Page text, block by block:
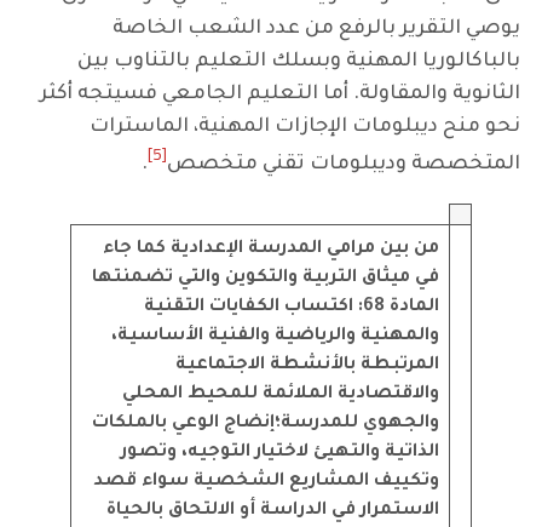
يوصي التقرير بالرفع من عدد الشعب الخاصة
بالباكالوريا المهنية وبسلك التعليم بالتناوب بين
الثانوية والمقاولة. أما التعليم الجامعي فسيتجه أكثر
نحو منح ديبلومات الإجازات المهنية، الماسترات
المتخصصة وديبلومات تقني متخصص[5]
.
من بين مرامي المدرسة الإعدادية كما جاء
في ميثاق التربية والتكوين والتي تضمنتها
المادة 68:
اكتساب الكفايات التقنية
والمهنية والرياضية والفنية الأساسية،
المرتبطة بالأنشطة الاجتماعية
والاقتصادية الملائمة للمحيط المحلي
والجهوي للمدرسة؛إنضاج الوعي بالملكات
الذاتية والتهيئ لاختيار التوجيه، وتصور
وتكييف المشاريع الشخصية سواء قصد
الاستمرار في الدراسة أو الالتحاق بالحياة